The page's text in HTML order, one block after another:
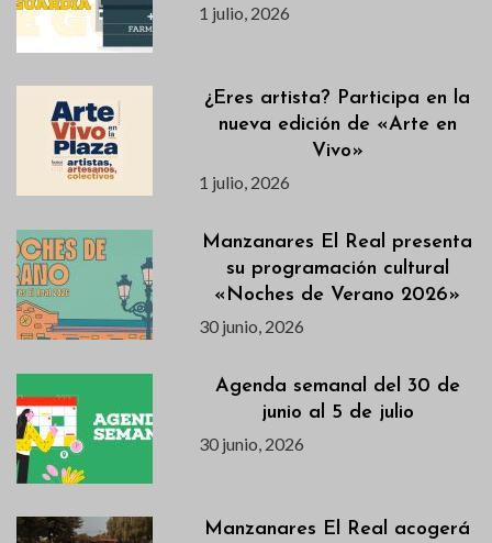
1 julio, 2026
¿Eres artista? Participa en la
nueva edición de «Arte en
Vivo»
1 julio, 2026
Manzanares El Real presenta
su programación cultural
«Noches de Verano 2026»
30 junio, 2026
Agenda semanal del 30 de
junio al 5 de julio
30 junio, 2026
Manzanares El Real acogerá